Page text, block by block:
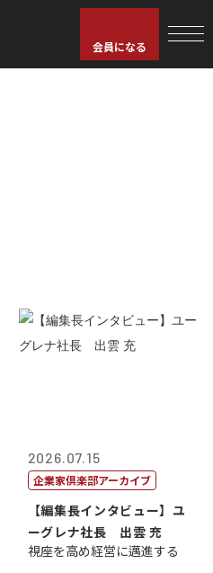
会員になる
2026.07.15
企業家倶楽部アーカイブ
【編集長インタビュー】ユ
ーグレナ社長 出雲 充
視座を高め経営に邁進する